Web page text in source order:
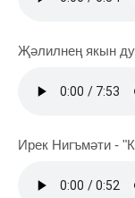
Җәлилнең якын
Ирек Нигъмәти -